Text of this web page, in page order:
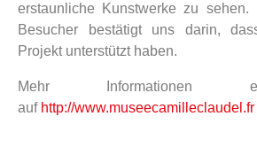
erstaunliche Kunstwerke zu
Besucher bestätigt uns darin,
Projekt unterstützt haben.
Mehr Informationen
auf http://www.museecamilleclaudel.fr